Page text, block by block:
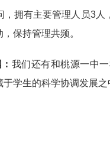
拥有主要管理人员3
保持管理共频。
我们还有和桃源一中
学生的科学协调发展